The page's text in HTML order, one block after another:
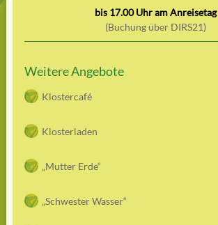
bis 17.00 Uhr am Anreisetag
(Buchung über DIRS21)
Weitere Angebote
Klostercafé
Klosterladen
„Mutter Erde“
„Schwester Wasser“